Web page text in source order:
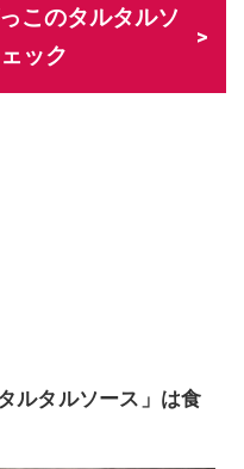
このタルタルソ
ック
ルタルソース」は食